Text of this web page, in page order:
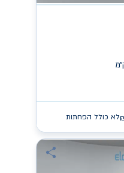
לא כולל הפחתות